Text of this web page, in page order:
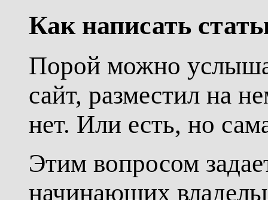
Как написать
Порой можно
сайт, разместил на
нет. Или есть, но
Этим вопросом
начинающих